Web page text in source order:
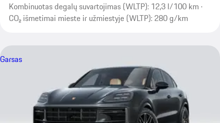
Kombinuotas degalų suvartojimas (WLTP): 12,3 l/100 km ·
CO₂ išmetimai mieste ir užmiestyje (WLTP): 280 g/km
Garsas